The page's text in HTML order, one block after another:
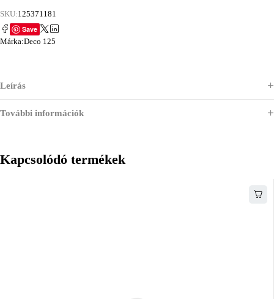
SKU:125371181
Save
Márka:Deco 125
Leírás
További információk
Kapcsolódó termékek